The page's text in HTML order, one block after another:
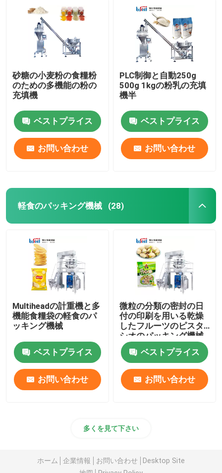
砂糖の小麦粉の食糧粉
のための多機能の粉の
充填機
ベストプライス
お問い合わせ
PLC制御と自動250g
500g 1kgの粉乳の充填
機半
ベストプライス
お問い合わせ
軽食のパッキング機械 (28)
Multiheadの計重機と多
機能食糧袋の軽食のパ
ッキング機械
ベストプライス
お問い合わせ
微粒の分類の密封の日
付の印刷を用いる乾燥
したフルーツのピスタ
シオのパッキング機械
ベストプライス
お問い合わせ
多くを見て下さい
ホーム 企業情報 お問い合わせ
Desktop Site